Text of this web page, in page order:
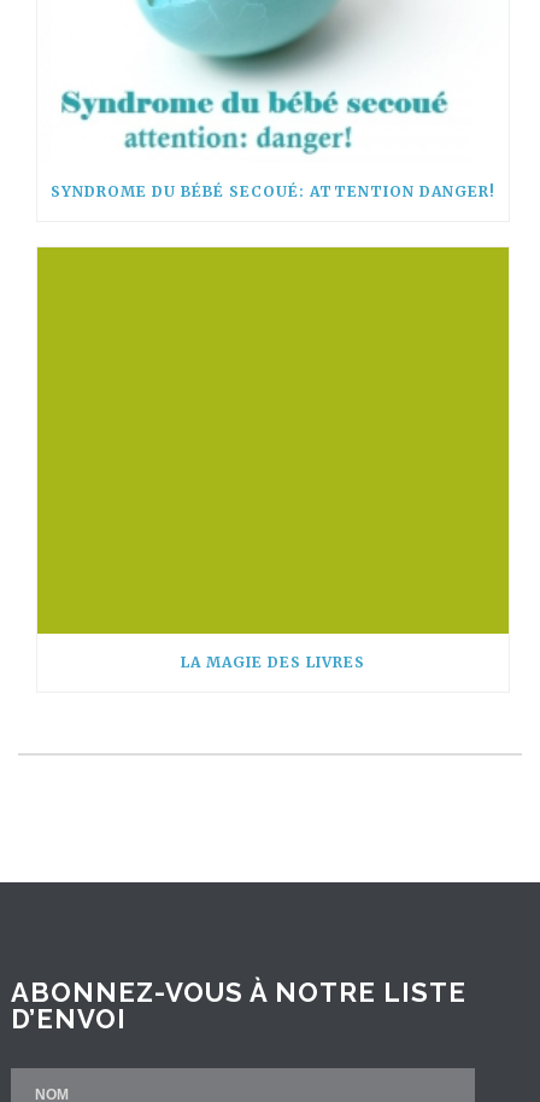
SYNDROME DU BÉBÉ SECOUÉ: ATTENTION DANGER!
LA MAGIE DES LIVRES
ABONNEZ-VOUS À NOTRE LISTE
D’ENVOI